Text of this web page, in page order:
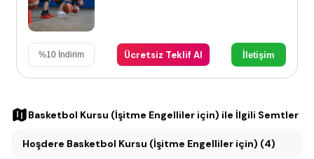
%10 İndirim Ücretsiz Teklif Al İletişim
Basketbol Kursu (İşitme Engelliler için) ile İlgili Semtler
Hoşdere Basketbol Kursu (İşitme Engelliler için) (4)